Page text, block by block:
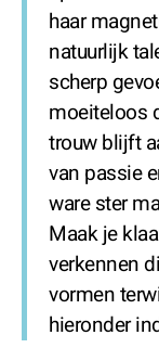
haar
natuurlijk
scherp
moeiteloos
trouw blijft
van passie
ware ster
Maak je
verkennen
vormen
hieronder